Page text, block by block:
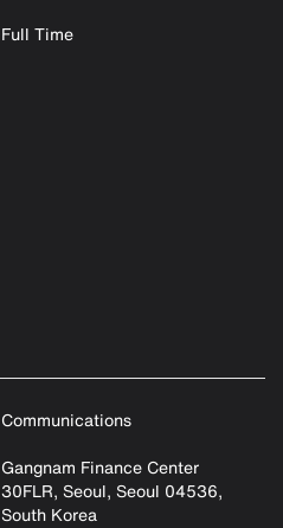
Full Time
Communications
Gangnam Finance Center
30FLR, Seoul, Seoul 04536,
South Korea